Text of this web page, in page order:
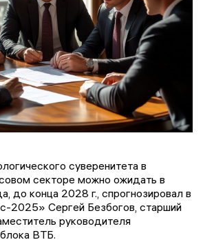
суверенитета в
секторе можно ожидать в
до конца 2028 г., спрогнозировал в
2025» Сергей Безбогов, старший
руководителя
ВТБ.